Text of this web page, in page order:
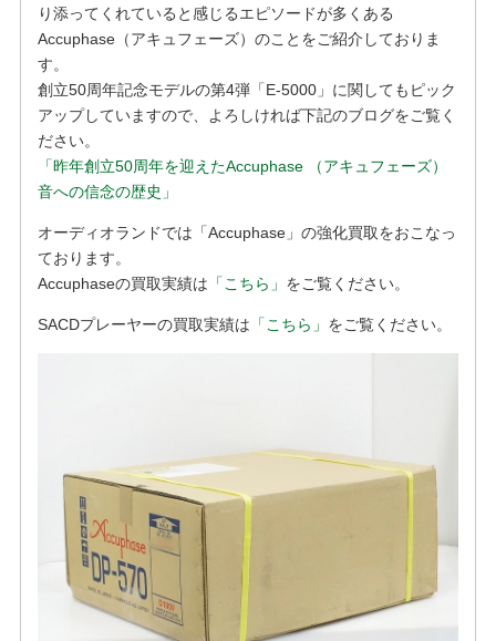
り添ってくれていると感じるエピソードが多くある
Accuphase（アキュフェーズ）のことをご紹介しておりま
す。
創立50周年記念モデルの第4弾「E-5000」に関してもピック
アップしていますので、よろしければ下記のブログをご覧く
ださい。
「昨年創立50周年を迎えたAccuphase （アキュフェーズ）
音への信念の歴史」
オーディオランドでは「Accuphase」の強化買取をおこなっ
ております。
Accuphaseの買取実績は 「こちら」 をご覧ください。
SACDプレーヤーの買取実績は 「こちら」 をご覧ください。